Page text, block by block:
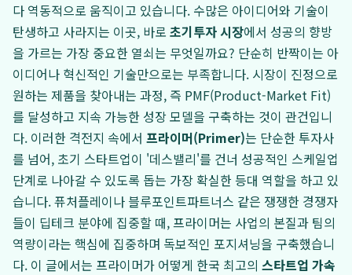
다 역동적으로 움직이고 있습니다. 수많은 아이디어와 기술이
탄생하고 사라지는 이곳, 바로 초기투자 시장에서 성공의 향방
을 가르는 가장 중요한 열쇠는 무엇일까요? 단순히 반짝이는 아
이디어나 혁신적인 기술만으로는 부족합니다. 시장이 진정으로
원하는 제품을 찾아내는 과정, 즉 PMF(Product-Market Fit)
를 달성하고 지속 가능한 성장 모델을 구축하는 것이 관건입니
다. 이러한 격전지 속에서 프라이머(Primer)는 단순한 투자사
를 넘어, 초기 스타트업이 '데스밸리'를 건너 성공적인 스케일업
단계로 나아갈 수 있도록 돕는 가장 확실한 등대 역할을 하고 있
습니다. 퓨처플레이나 블루포인트파트너스 같은 쟁쟁한 경쟁자
들이 딥테크 분야에 집중할 때, 프라이머는 사업의 본질과 팀의
역량이라는 핵심에 집중하며 독보적인 포지셔닝을 구축했습니
다. 이 글에서는 프라이머가 어떻게 한국 최고의 스타트업 가속